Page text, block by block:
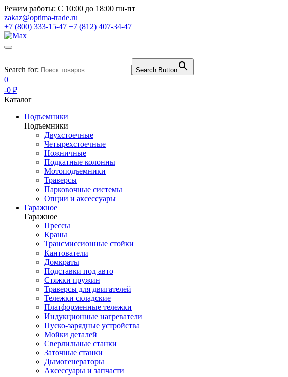
Режим работы: С 10:00 до 18:00 пн-пт
zakaz@optima-trade.ru
+7 (800) 333-15-47 +7 (812) 407-34-47
Search for: Search Button
0
-0 ₽
Каталог
Подъемники
Подъемники
Двухстоечные
Четырехстоечные
Ножничные
Подкатные колонны
Мотоподъемники
Траверсы
Парковочные системы
Опции и аксессуары
Гаражное
Гаражное
Прессы
Краны
Трансмиссионные стойки
Кантователи
Домкраты
Подставки под авто
Стяжки пружин
Траверсы для двигателей
Тележки складские
Платформенные тележки
Индукционные нагреватели
Пуско-зарядные устройства
Мойки деталей
Сверлильные станки
Заточные станки
Дымогенераторы
Аксессуары и запчасти